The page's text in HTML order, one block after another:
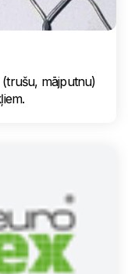
mājputnu)